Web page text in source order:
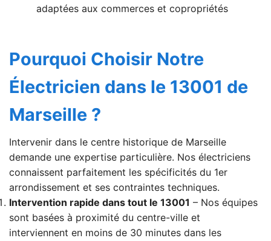
adaptées aux commerces et copropriétés
Pourquoi Choisir Notre
Électricien dans le 13001 de
Marseille ?
Intervenir dans le centre historique de Marseille
demande une expertise particulière. Nos électriciens
connaissent parfaitement les spécificités du 1er
arrondissement et ses contraintes techniques.
Intervention rapide dans tout le 13001 – Nos équipes
sont basées à proximité du centre-ville et
interviennent en moins de 30 minutes dans les